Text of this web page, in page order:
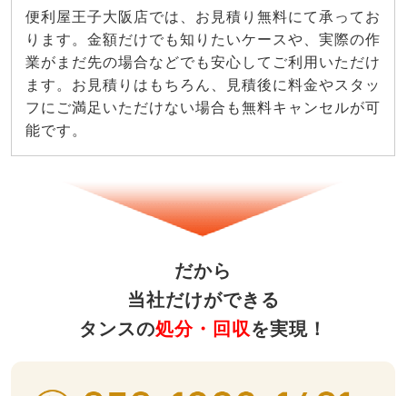
便利屋王子大阪店では、お見積り無料にて承ってお
ります。金額だけでも知りたいケースや、実際の作
業がまだ先の場合などでも安心してご利用いただけ
ます。お見積りはもちろん、見積後に料金やスタッ
フにご満足いただけない場合も無料キャンセルが可
能です。
だから
当社だけができる
タンスの処分・回収 を実現！